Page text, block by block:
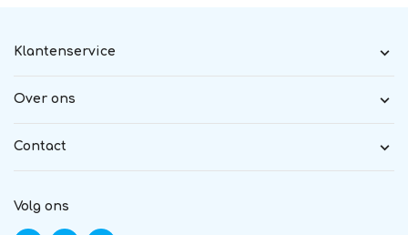
Klantenservice
Over ons
Contact
Volg ons